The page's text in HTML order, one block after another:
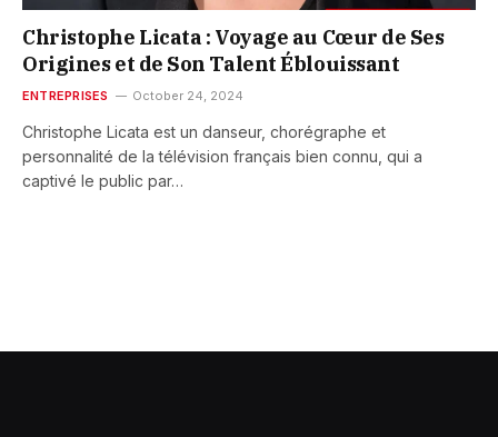
Christophe Licata : Voyage au Cœur de Ses
Origines et de Son Talent Éblouissant
ENTREPRISES October 24, 2024
Christophe Licata est un danseur, chorégraphe et
personnalité de la télévision français bien connu, qui a
captivé le public par…